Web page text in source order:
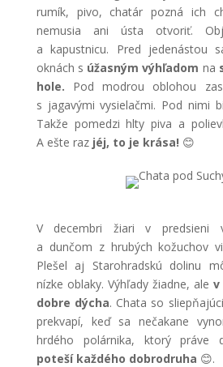
rumík, pivo, chatár pozná ich
nemusia ani ústa otvoriť.
a kapustnicu. Pred jedenástou
oknách s úžasným výhľadom na
hole. Pod modrou oblohou
s jagavými vysielačmi. Pod nimi
Takže pomedzi hlty piva a
A ešte raz jéj, to je krása! 😊
V decembri žiari v predsieni
a dunčom z hrubých kožuchov
Plešel aj Starohradskú dolinu
nízke oblaky. Výhľady žiadne, alev
dobre dýcha. Chata so
prekvapí, keď sa nečakane
hrdého polárnika, ktorý práve
poteší každého dobrodruha 😊.